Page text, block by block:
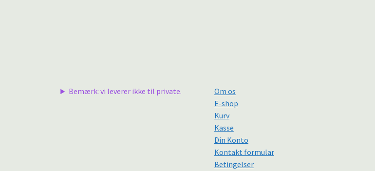
Bemærk: vi leverer ikke til private.
Om os
E-shop
Kurv
Kasse
Din Konto
Kontakt formular
Betingelser